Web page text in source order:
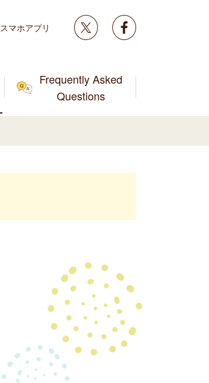
Frequently Asked
Questions
スマホアプリ Twitter